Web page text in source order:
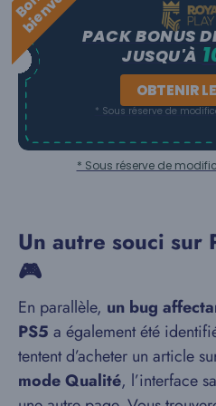
PACK BONUS
JUSQU'À
OBTENIR
* Sous réserve de
* Sous réserve de
Un autre souci sur
🎮
En parallèle, un bug
PS5 a également été
tentent d’acheter un article
mode Qualité, l’interface